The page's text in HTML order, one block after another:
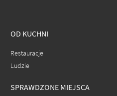
OD KUCHNI
Restauracje
Ludzie
SPRAWDZONE MIEJSCA